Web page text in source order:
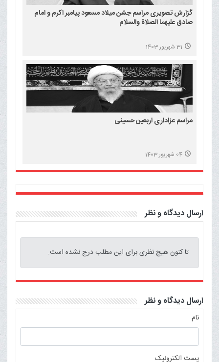
گزارش تصویری مراسم جشن میلاد مسعود پیامبر اکرم و امام
صادق علیهما الصلاة والسلام
31 شهریور 1403
مراسم عزاداری اربعین حسینی
04 شهریور 1403
ارسال دیدگاه و نظر
تا کنون هیچ نظری برای این مطلب درج نشده است.
ارسال دیدگاه و نظر
نام
پست الکترونیک